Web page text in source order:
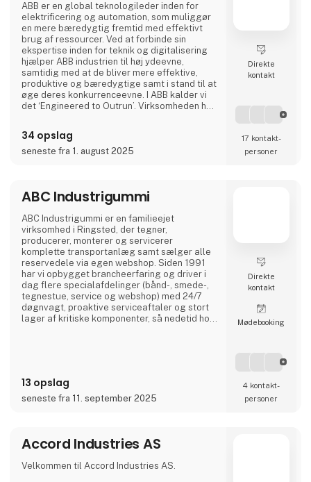
ABB er en global teknologileder inden for
elektrificering og automation, som muliggør
en mere bæredygtig fremtid med effektivt
brug af ressourcer. Ved at forbinde sin
ekspertise inden for teknik og digitalisering
hjælper ABB industrien til høj ydeevne,
samtidig med at de bliver mere effektive,
produktive og bæredygtige samt i stand til at
øge deres konkurrenceevne. I ABB kalder vi
det ‘Engineered to Outrun’. Virksomheden har
noteret på SIX Swiss Exchange (ABBN) og
Nasdaq Stockholm (ABB). www.abb.com
34 opslag
seneste fra 1. august 2025
Direkte
kontakt
17 kontakt­
personer
ABC Industrigummi
ABC Industrigummi er en familieejet
virksomhed i Ringsted, der tegner,
producerer, monterer og servicerer
komplette transportanlæg samt sælger alle
reservedele via egen webshop. Siden 1991
har vi opbygget brancheerfaring og driver i
dag flere specialafdelinger (bånd-, smede-,
tegnestue, service og webshop) med 24/7
døgnvagt, proaktive serviceaftaler og stort
lager af kritiske komponenter, så nedetid hos
13 opslag
seneste fra 11. september 2025
Direkte
kontakt
Møde­booking
4 kontakt­
personer
Accord Industries AS
Velkommen til Accord Industries AS.